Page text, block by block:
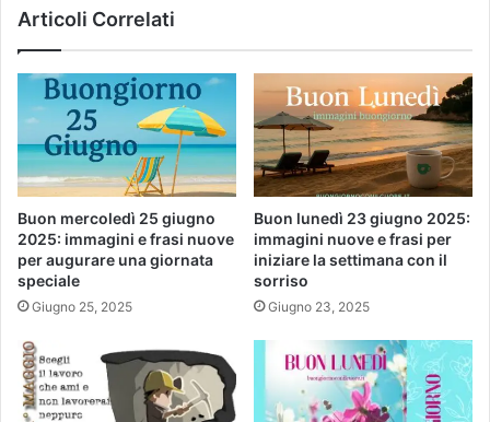
Articoli Correlati
Buon mercoledì 25 giugno
2025: immagini e frasi nuove
per augurare una giornata
speciale
Giugno 25, 2025
Buon lunedì 23 giugno 2025:
immagini nuove e frasi per
iniziare la settimana con il
sorriso
Giugno 23, 2025